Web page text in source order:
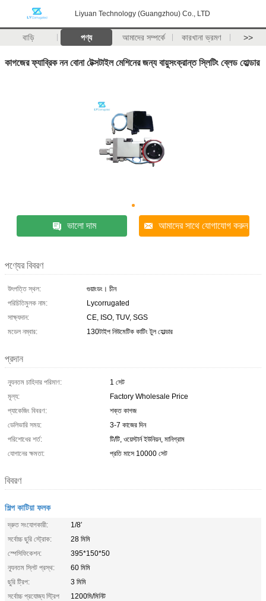
Liyuan Technology (Guangzhou) Co., LTD
বাড়ি পণ্য আমাদের সম্পর্কে কারখানা ভ্রমণ >>
কাগজের ফ্যাব্রিক নন বোনা টেক্সটাইল মেশিনের জন্য বায়ুসংক্রান্ত স্লিটিং ব্লেড হোল্ডার
ভালো দাম আমাদের সাথে যোগাযোগ করুন
পণ্যের বিবরণ
উৎপত্তি স্থল:
গুয়াংডং। চীন
পরিচিতিমুলক নাম:
Lycorrugated
সাক্ষ্যদান:
CE, ISO, TUV, SGS
মডেল নম্বার:
130টাইপ নিউমেটিক কাটিং টুল হোল্ডার
প্রদান
ন্যূনতম চাহিদার পরিমাণ:
1 সেট
মূল্য:
Factory Wholesale Price
প্যাকেজিং বিবরণ:
শক্ত কাগজ
ডেলিভারি সময়:
3-7 কাজের দিন
পরিশোধের শর্ত:
টি/টি, ওয়েস্টার্ন ইউনিয়ন, মানিগ্রাম
যোগানের ক্ষমতা:
প্রতি মাসে 10000 সেট
বিবরণ
শিল্প কাটিয়া ফলক
দ্রুত সংযোগকারী:
1/8′
সর্বোচ্চ ছুরি স্ট্রোক:
28 মিমি
স্পেসিফিকেশন:
395*150*50
ন্যূনতম স্লিট প্রস্থ:
60 মিমি
ছুরি ট্রিপ:
3 মিমি
সর্বোচ্চ প্রযোজ্য স্ট্রিপ
1200মি/মিনিট